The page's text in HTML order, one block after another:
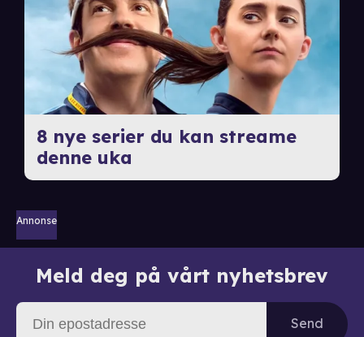
8 nye serier du kan streame
denne uka
Annonse
Meld deg på vårt nyhetsbrev
Send